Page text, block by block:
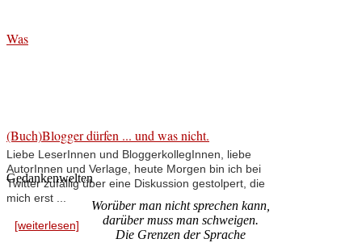
Was
(Buch)Blogger dürfen ... und was nicht.
Liebe LeserInnen und BloggerkollegInnen, liebe
AutorInnen und Verlage, heute Morgen bin ich bei
Twitter zufällig über eine Diskussion gestolpert, die
mich erst ...
[weiterlesen]
Gedankenwelten
Worüber man nicht sprechen kann,
darüber muss man schweigen.
Die Grenzen der Sprache